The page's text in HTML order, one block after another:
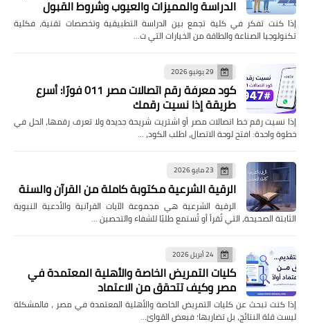
الدراسة والمميزات والعيوب وشروط القبول
إذا كنت تفكر في كلية تجمع بين الدراسة التطبيقية وتخصصات تقنية، فكلية
تكنولوجيا الصناعة والطاقة من الخيارات التي ت…
29 يونيو 2026
كود معرفة رقم اتصالات مصر 011 فورًا: أسرع
طريقة إذا نسيت رقمك
إذا نسيت رقم خط اتصالات مصر أو اشتريت شريحة جديدة ولا تعرف رقمها، الحل في
خطوة واحدة: افتح لوحة الاتصال، اطلب الكود، …
23 مايو 2026
الرقية الشرعية مكتوبة كاملة من القرآن والسنة
الرقية الشرعية هي مجموعة الآيات القرآنية والأدعية النبوية
الثابتة الصحيحة، التي تُقرأ أو تُستمع طلبًا للشفاء والتحصين …
24 أبريل 2026
كليات التمريض الخاصة والأهلية المعتمدة في
مصر وكيف تتحقق من الاعتماد
إذا كنت تبحث عن كليات التمريض الخاصة والأهلية المعتمدة في مصر ، فالمشكلة
ليست قلة النتائج، بل تضاربها؛ فبعض القوائ…